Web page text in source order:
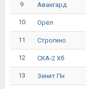
9 Авангард
10 Орёл
11 Строгино
12 СКА-2 Хб
13 Зенит Пн